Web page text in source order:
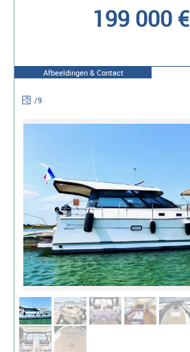
199 000 €
Afbeeldingen & Contact
/9